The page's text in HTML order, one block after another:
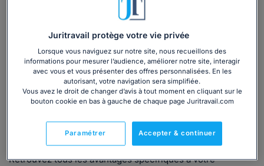
entreprises du secteur de la pêche qui emploient des
Dans ce cas, vous dépendez de laConvention collective
nationale unifiée ports et manutention(brochure n°3375,
IDCC 3017).
Les partenaires sociaux ont négocié certains avantages
pour votre activité, notamment :
durées des préavis
Retrouvez tous les avantages spécifiques à votre
Juritravail protège votre vie privée
Lorsque vous naviguez sur notre site, nous recueillons des
informations pour mesurer l’audience, améliorer notre site, interagir
avec vous et vous présenter des offres personnalisées. En les
autorisant, votre navigation sera simplifiée.
Vous avez le droit de changer d’avis à tout moment en cliquant sur le
bouton cookie en bas à gauche de chaque page Juritravail.com
Accepter & continuer
Paramétrer